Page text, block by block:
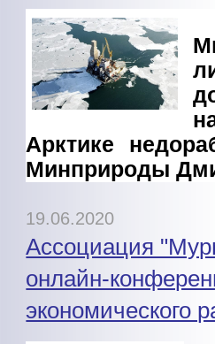
Арктике
Минприроды
19.06.2020
Ассоциация
онлайн-
экономического